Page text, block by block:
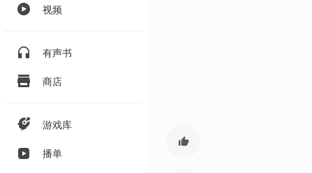
视频
有声书
商店
游戏库
播单